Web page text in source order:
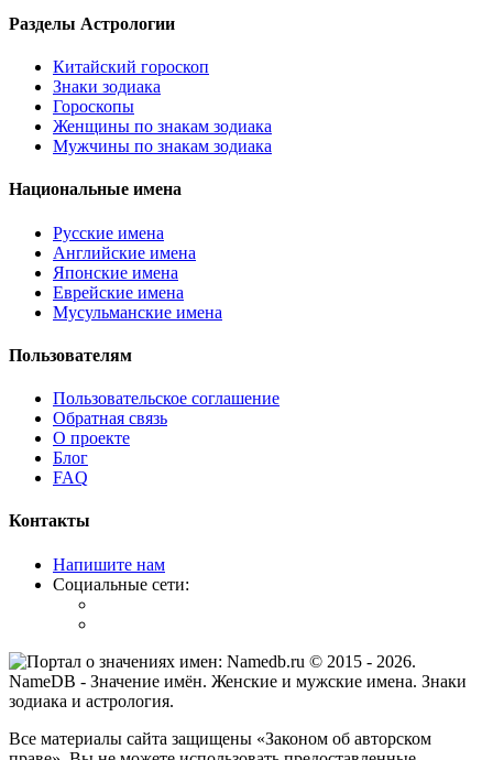
Разделы Астрологии
Китайский гороскоп
Знаки зодиака
Гороскопы
Женщины по знакам зодиака
Мужчины по знакам зодиака
Национальные имена
Русские имена
Английские имена
Японские имена
Еврейские имена
Мусульманские имена
Пользователям
Пользовательское соглашение
Обратная связь
О проекте
Блог
FAQ
Контакты
Напишите нам
Социальные сети:
© 2015 - 2026.
NameDB - Значение имён. Женские и мужские имена. Знаки
зодиака и астрология.
Все материалы сайта защищены «Законом об авторском